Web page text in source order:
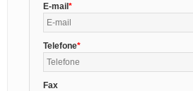
E-mail
Telefone
Fax